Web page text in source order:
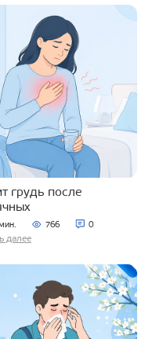
грудь после
766 0
далее